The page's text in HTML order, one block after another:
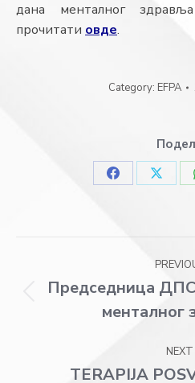
дана менталног
прочитати овде.
Category: EFPA
Share
Share
navigation
Председница
менталног
NEXT
TERAPIJA